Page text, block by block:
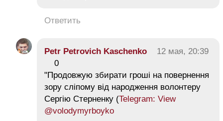
Ответить
Petr Petrovich Kaschenko
12 мая, 20:39
0
"Продовжую збирати гроші на повернення
зору сліпому від народження волонтеру
Сергію Стерненку (Telegram: View
@volodymyrboyko